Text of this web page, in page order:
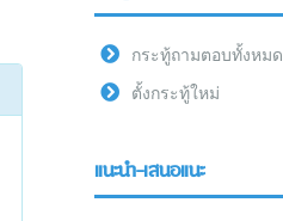
กระทู้ถามตอบทั้งหมด
ตั้งกระทู้ใหม่
แนะนำ-เสนอแนะ